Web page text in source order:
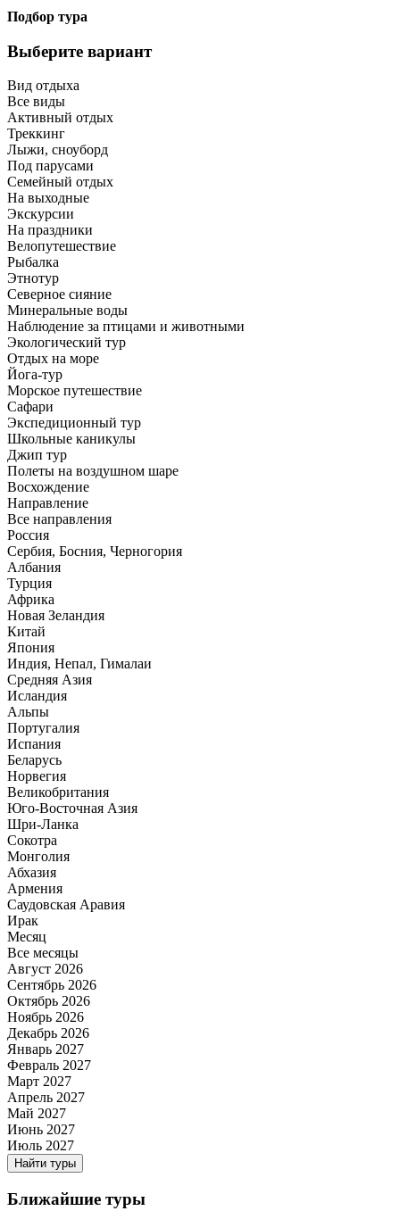
Подбор тура
Выберите вариант
Вид отдыха
Все виды
Активный отдых
Треккинг
Лыжи, сноуборд
Под парусами
Семейный отдых
На выходные
Экскурсии
На праздники
Велопутешествие
Рыбалка
Этнотур
Северное сияние
Минеральные воды
Наблюдение за птицами и животными
Экологический тур
Отдых на море
Йога-тур
Морское путешествие
Сафари
Экспедиционный тур
Школьные каникулы
Джип тур
Полеты на воздушном шаре
Восхождение
Направлениe
Все направления
Россия
Сербия, Босния, Черногория
Албания
Турция
Африка
Новая Зеландия
Китай
Япония
Индия, Непал, Гималаи
Средняя Азия
Исландия
Альпы
Португалия
Испания
Беларусь
Норвегия
Великобритания
Юго-Восточная Азия
Шри-Ланка
Сокотра
Монголия
Абхазия
Армения
Саудовская Аравия
Ирак
Месяц
Все месяцы
Август 2026
Сентябрь 2026
Октябрь 2026
Ноябрь 2026
Декабрь 2026
Январь 2027
Февраль 2027
Март 2027
Апрель 2027
Май 2027
Июнь 2027
Июль 2027
Найти туры
Ближайшие туры